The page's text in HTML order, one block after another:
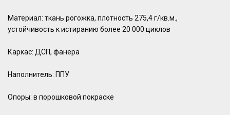
Материал: ткань рогожка, плотность 275,4 г/кв.м.,
устойчивость к истиранию более 20 000 циклов
Каркас: ДСП, фанера
Наполнитель: ППУ
Опоры: в порошковой покраске